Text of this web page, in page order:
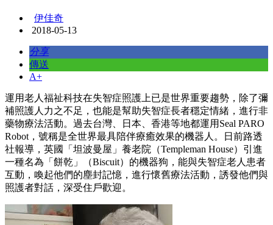
伊佳奇
2018-05-13
分享
傳送
A+
運用老人福祉科技在失智症照護上已是世界重要趨勢，除了彌
補照護人力之不足，也能是幫助失智症長者穩定情緒，進行非
藥物療法活動。過去台灣、日本、香港等地都運用Seal PARO
Robot，號稱是全世界最具陪伴療癒效果的機器人。日前路透
社報導，英國「坦波曼屋」養老院（Templeman House）引進
一種名為「餅乾」（Biscuit）的機器狗，能與失智症老人患者
互動，喚起他們的塵封記憶，進行懷舊療法活動，誘發他們與
照護者對話，深受住戶歡迎。